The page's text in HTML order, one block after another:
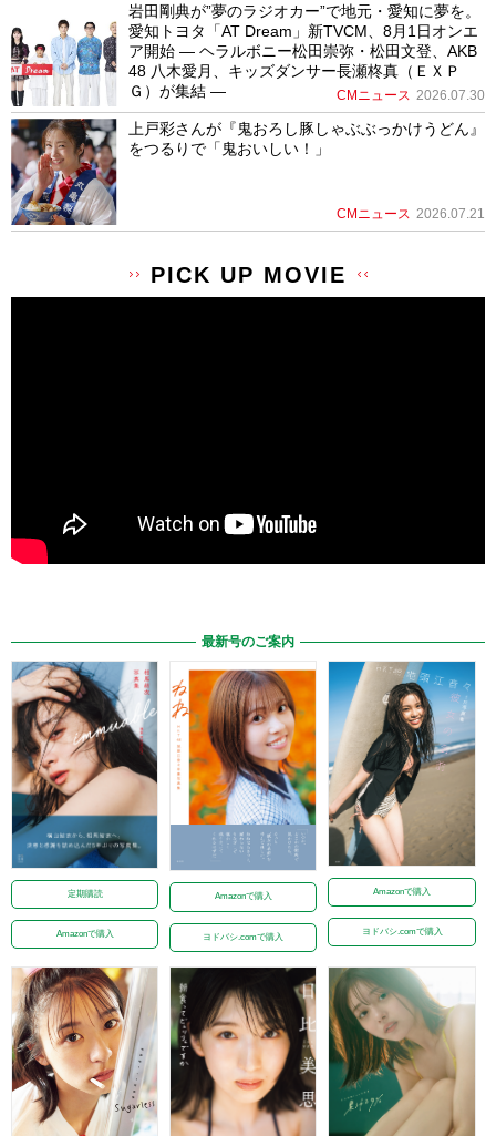
岩田剛典が”夢のラジオカー”で地元・愛知に夢を。
愛知トヨタ「AT Dream」新TVCM、8月1日オンエ
ア開始 ― ヘラルボニー松田崇弥・松田文登、AKB
48 八木愛月、キッズダンサー長瀬柊真（ＥＸＰ
Ｇ）が集結 ―
CMニュース 2026.07.30
上戸彩さんが『鬼おろし豚しゃぶぶっかけうどん』
をつるりで「鬼おいしい！」
CMニュース 2026.07.21
PICK UP MOVIE
最新号のご案内
定期購読
Amazonで購入
Amazonで購入
ヨドバシ.comで購入
Amazonで購入
ヨドバシ.comで購入